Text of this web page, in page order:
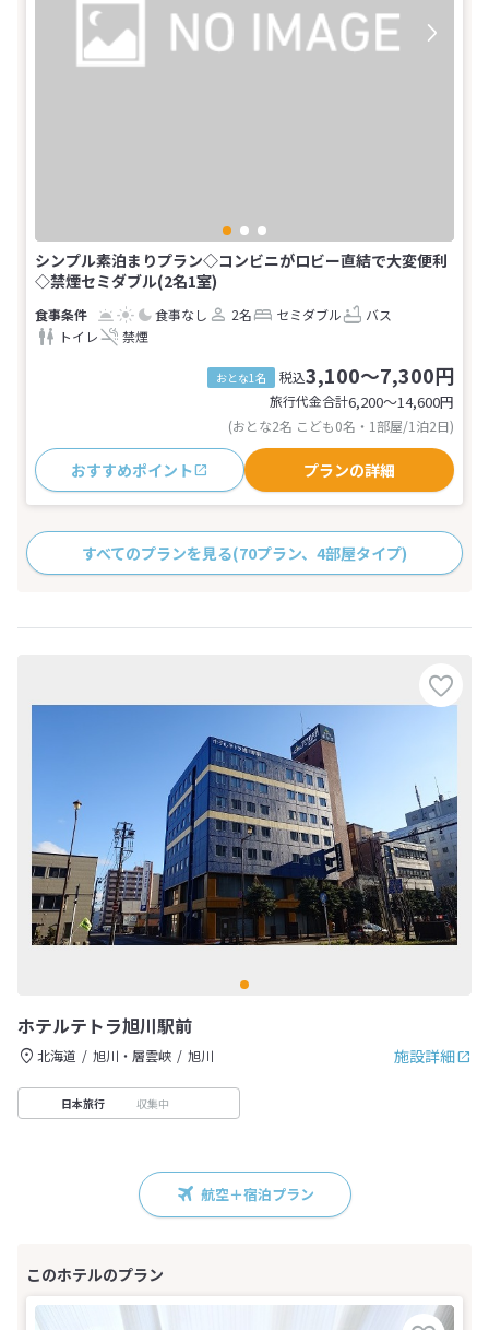
シンプル素泊まりプラン◇コンビニがロビー直結で大変便利
◇禁煙セミダブル(2名1室)
食事なし 2名 セミダブル
バス
トイレ
禁煙
おとな1名 税込3,100～7,300円
旅行代金合計6,200〜14,600円
(おとな2名 こども0名・1部屋/1泊2日)
おすすめポイント プランの詳細
すべてのプランを見る(70プラン、4部屋タイプ)
ホテルテトラ旭川駅前
施設詳細
北海道 旭川・層雲峡 旭川
日本旅行 収集中
航空＋宿泊プラン